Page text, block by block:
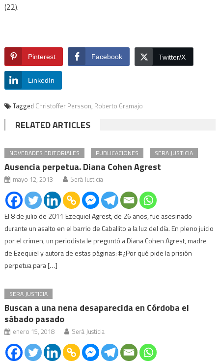
(22).
Pinterest Facebook Twitter/X
LinkedIn
Tagged Christoffer Persson, Roberto Gramajo
RELATED ARTICLES
NOVEDADES EDITORIALES PUBLICACIONES SERA JUSTICIA
Ausencia perpetua. Diana Cohen Agrest
mayo 12, 2013 Será Justicia
El 8 de julio de 2011 Ezequiel Agrest, de 26 años, fue asesinado
durante un asalto en el barrio de Caballito a la luz del día. En pleno juicio
por el crimen, un periodista le preguntó a Diana Cohen Agrest, madre
de Ezequiel y autora de estas páginas: #¿Por qué pide la prisión
perpetua para […]
SERA JUSTICIA
Buscan a una nena desaparecida en Córdoba el
sábado pasado
enero 15, 2018 Será Justicia